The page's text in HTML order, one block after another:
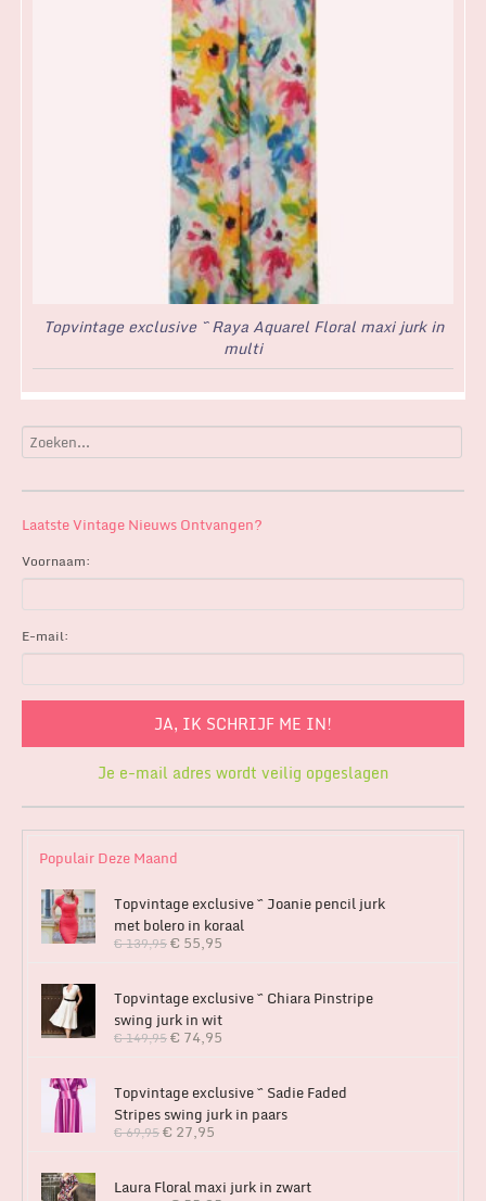
Topvintage exclusive ~ Raya Aquarel Floral maxi jurk in
multi
Laatste Vintage Nieuws Ontvangen?
Voornaam:
E-mail:
Je e-mail adres wordt veilig opgeslagen
Populair Deze Maand
Topvintage exclusive ~ Joanie pencil jurk
met bolero in koraal
€139,95€ 55,95
Topvintage exclusive ~ Chiara Pinstripe
swing jurk in wit
€149,95€ 74,95
Topvintage exclusive ~ Sadie Faded
Stripes swing jurk in paars
€69,95€ 27,95
Laura Floral maxi jurk in zwart